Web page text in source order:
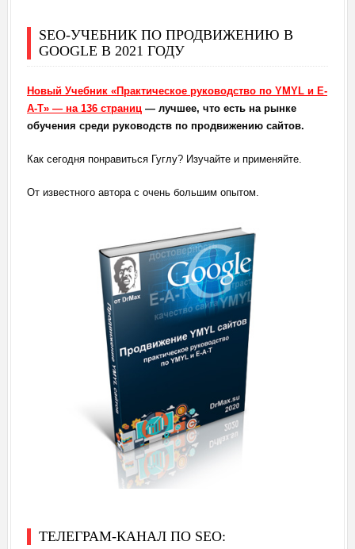
SEO-УЧЕБНИК ПО ПРОДВИЖЕНИЮ В
GOOGLE В 2021 ГОДУ
Новый Учебник «Практическое руководство по YMYL и E-
A-T» — на 136 страниц— лучшее, что есть на рынке
обучения среди руководств по продвижению сайтов.
Как сегодня понравиться Гуглу? Изучайте и применяйте.
От известного автора с очень большим опытом.
ТЕЛЕГРАМ-КАНАЛ ПО SEO: